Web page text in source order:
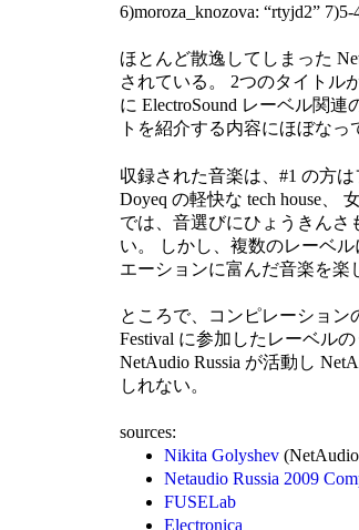
6)moroza_knozova: “rtyjd2”
ほとんど散逸してしまった
されている。 2つのタイトル
に ElectroSound レーベル関
トを紹介する内容にほぼなっ
収録された音楽は、#1 の方
Doyeq の軽快な tech house、
では、音選びにひょうきんさ
い。 しかし、複数のレーベ
エーションに富んだ音楽を楽
ところで、コンピレーション
Festival に参加したレーベル
NetAudio Russia が活動し
しれない。
sources:
Nikita Golyshev(NetAudio
Netaudio Russia 2009
FUSELab
Electronica